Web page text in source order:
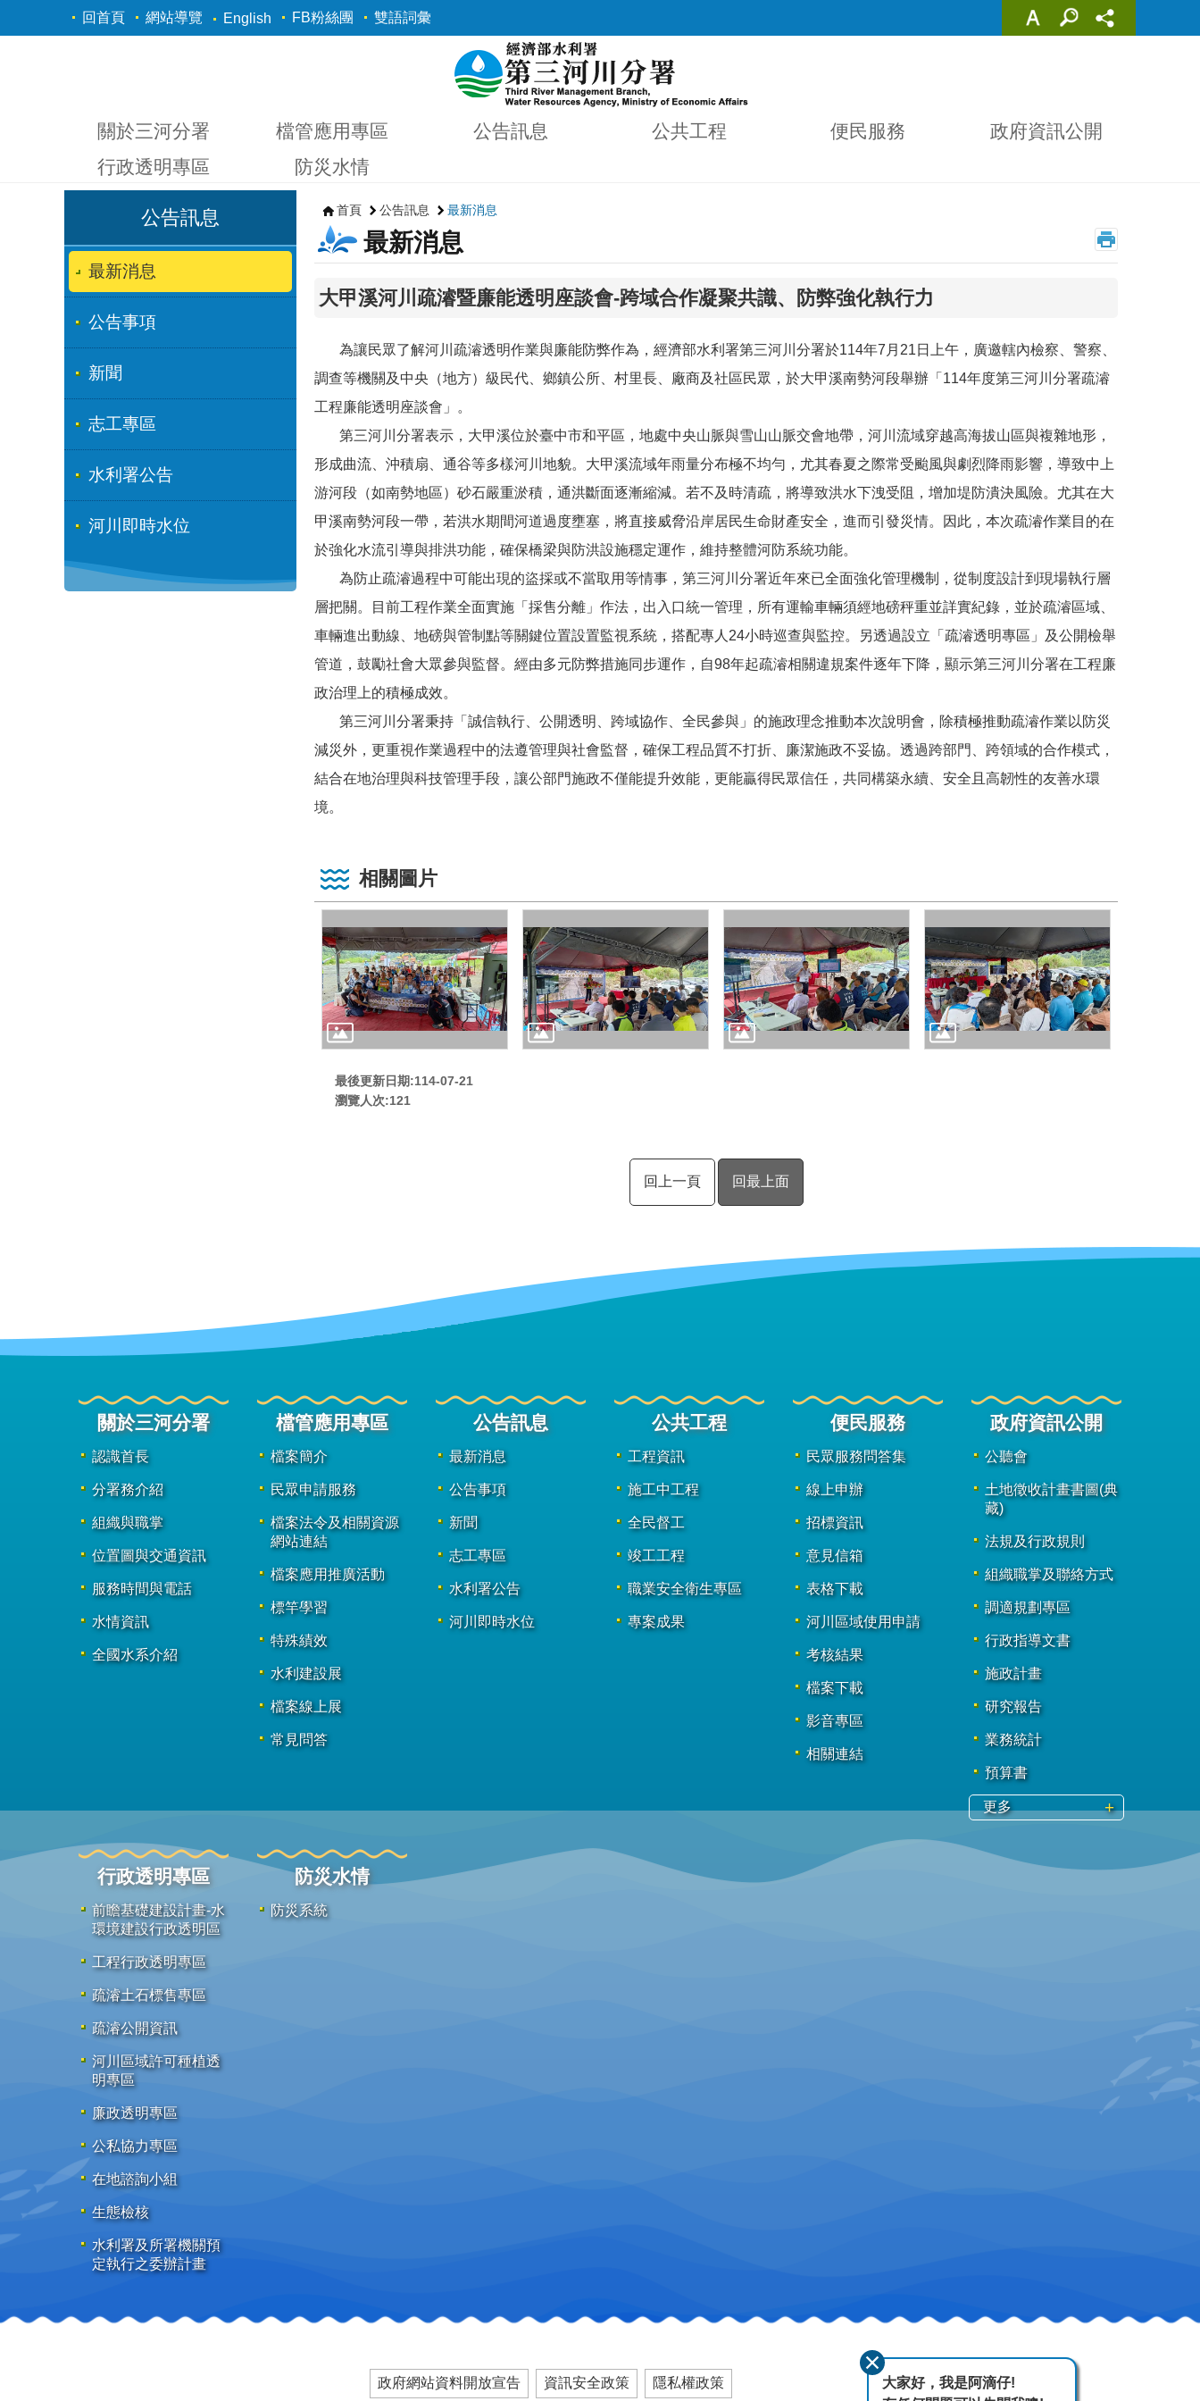
跳到主要內容區塊
回首頁 網站導覽 English FB粉絲團 雙語詞彙
關於三河分署 檔管應用專區 公告訊息 公共工程 便民服務
政府資訊公開
行政透明專區
防災水情
公告訊息
最新消息
公告事項
新聞
志工專區
水利署公告
河川即時水位
首頁 公告訊息 最新消息
最新消息
大甲溪河川疏濬暨廉能透明座談會-跨域合作凝聚共識、防弊強化執行力
為讓民眾了解河川疏濬透明作業與廉能防弊作為，經濟部水利署第三河川分署於114年7月21日上午，廣邀轄內檢察、警察、
調查等機關及中央（地方）級民代、鄉鎮公所、村里長、廠商及社區民眾，於大甲溪南勢河段舉辦「114年度第三河川分署疏濬
工程廉能透明座談會」。
第三河川分署表示，大甲溪位於臺中市和平區，地處中央山脈與雪山山脈交會地帶，河川流域穿越高海拔山區與複雜地形，
形成曲流、沖積扇、通谷等多樣河川地貌。大甲溪流域年雨量分布極不均勻，尤其春夏之際常受颱風與劇烈降雨影響，導致中上
游河段（如南勢地區）砂石嚴重淤積，通洪斷面逐漸縮減。若不及時清疏，將導致洪水下洩受阻，增加堤防潰決風險。尤其在大
甲溪南勢河段一帶，若洪水期間河道過度壅塞，將直接威脅沿岸居民生命財產安全，進而引發災情。因此，本次疏濬作業目的在
於強化水流引導與排洪功能，確保橋梁與防洪設施穩定運作，維持整體河防系統功能。
為防止疏濬過程中可能出現的盜採或不當取用等情事，第三河川分署近年來已全面強化管理機制，從制度設計到現場執行層
層把關。目前工程作業全面實施「採售分離」作法，出入口統一管理，所有運輸車輛須經地磅秤重並詳實紀錄，並於疏濬區域、
車輛進出動線、地磅與管制點等關鍵位置設置監視系統，搭配專人24小時巡查與監控。另透過設立「疏濬透明專區」及公開檢舉
管道，鼓勵社會大眾參與監督。經由多元防弊措施同步運作，自98年起疏濬相關違規案件逐年下降，顯示第三河川分署在工程廉
政治理上的積極成效。
第三河川分署秉持「誠信執行、公開透明、跨域協作、全民參與」的施政理念推動本次說明會，除積極推動疏濬作業以防災
減災外，更重視作業過程中的法遵管理與社會監督，確保工程品質不打折、廉潔施政不妥協。透過跨部門、跨領域的合作模式，
結合在地治理與科技管理手段，讓公部門施政不僅能提升效能，更能贏得民眾信任，共同構築永續、安全且高韌性的友善水環
境。
相關圖片
最後更新日期:114-07-21
瀏覽人次:121
回上一頁 回最上面
關於三河分署
認識首長
分署務介紹
組織與職掌
位置圖與交通資訊
服務時間與電話
水情資訊
全國水系介紹
檔管應用專區
檔案簡介
民眾申請服務
檔案法令及相關資源
網站連結
檔案應用推廣活動
標竿學習
特殊績效
水利建設展
檔案線上展
常見問答
公告訊息
最新消息
公告事項
新聞
志工專區
水利署公告
河川即時水位
公共工程
工程資訊
施工中工程
全民督工
竣工工程
職業安全衛生專區
專案成果
便民服務
民眾服務問答集
線上申辦
招標資訊
意見信箱
表格下載
河川區域使用申請
考核結果
檔案下載
影音專區
相關連結
政府資訊公開
公聽會
土地徵收計畫書圖(典
藏)
法規及行政規則
組織職掌及聯絡方式
調適規劃專區
行政指導文書
施政計畫
研究報告
業務統計
預算書
更多
行政透明專區
前瞻基礎建設計畫-水
環境建設行政透明區
工程行政透明專區
疏濬土石標售專區
疏濬公開資訊
河川區域許可種植透
明專區
廉政透明專區
公私協力專區
在地諮詢小組
生態檢核
水利署及所署機關預
定執行之委辦計畫
防災水情
防災系統
政府網站資料開放宣告 資訊安全政策 隱私權政策
大家好，我是阿滴仔!